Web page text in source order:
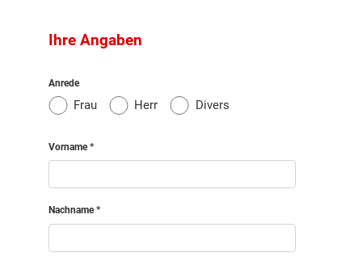
Ihre Angaben
Anrede
Frau Herr Divers
Vorname
Nachname